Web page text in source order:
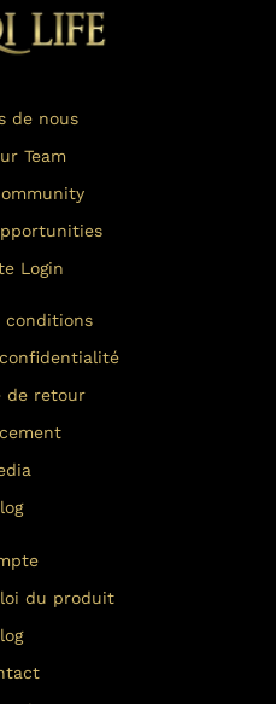
de nous
Team
Login
conditions
de retour
du produit